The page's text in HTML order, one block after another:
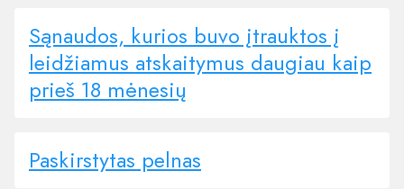
Sąnaudos, kurios buvo įtrauktos į
leidžiamus atskaitymus daugiau kaip
prieš 18 mėnesių
Paskirstytas pelnas